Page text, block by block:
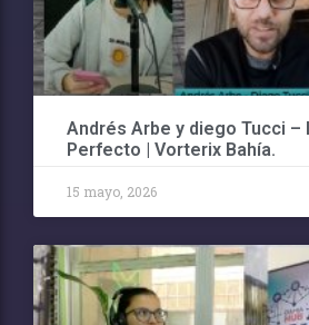
Andrés Arbe y diego Tucci –
Perfecto | Vorterix Bahía.
15 mayo, 2026